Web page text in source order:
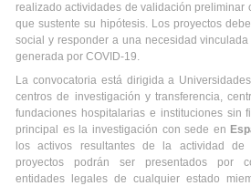
realizado actividades de validación preliminar
que sustente su hipótesis. Los proyectos
social y responder a una necesidad
generada por COVID-19.
La convocatoria está dirigida a
centros de investigación y transferencia,
fundaciones hospitalarias e instituciones sin
principal es la investigación con sede en
los activos resultantes de la actividad de
proyectos podrán ser presentados por
entidades legales de cualquier estado